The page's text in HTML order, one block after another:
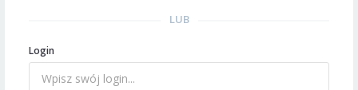
LUB
Login